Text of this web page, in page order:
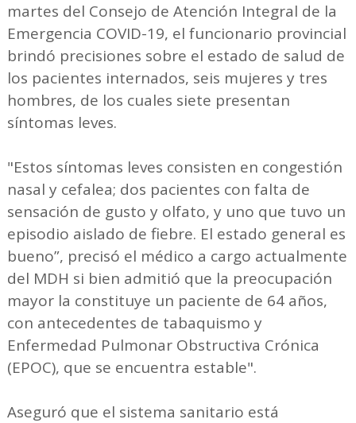
martes del Consejo de Atención Integral de la
Emergencia COVID-19, el funcionario provincial
brindó precisiones sobre el estado de salud de
los pacientes internados, seis mujeres y tres
hombres, de los cuales siete presentan
síntomas leves.
"Estos síntomas leves consisten en congestión
nasal y cefalea; dos pacientes con falta de
sensación de gusto y olfato, y uno que tuvo un
episodio aislado de fiebre. El estado general es
bueno”, precisó el médico a cargo actualmente
del MDH si bien admitió que la preocupación
mayor la constituye un paciente de 64 años,
con antecedentes de tabaquismo y
Enfermedad Pulmonar Obstructiva Crónica
(EPOC), que se encuentra estable".
Aseguró que el sistema sanitario está